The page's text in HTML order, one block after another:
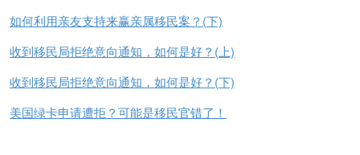
如何利用亲友支持来赢亲属移民案？(下)
收到移民局拒绝意向通知，如何是好？(上)
收到移民局拒绝意向通知，如何是好？(下)
美国绿卡申请遭拒？可能是移民官错了！